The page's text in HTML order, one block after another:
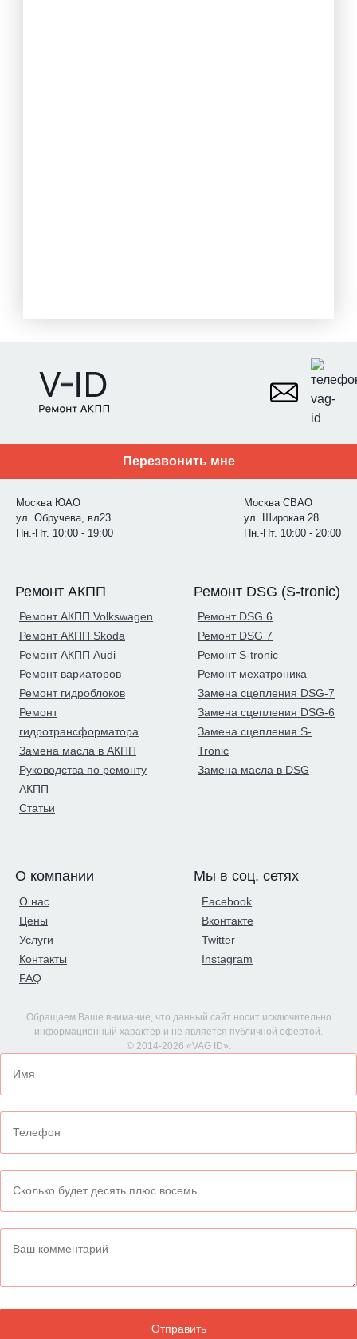
Перезвонить мне
Москва ЮАО
ул. Обручева, вл23
Пн.-Пт. 10:00 - 19:00
Москва СВАО
ул. Широкая 28
Пн.-Пт. 10:00 - 20:00
Ремонт АКПП
Ремонт АКПП Volkswagen
Ремонт АКПП Skoda
Ремонт АКПП Audi
Ремонт вариаторов
Ремонт гидроблоков
Ремонт
гидротрансформатора
Замена масла в АКПП
Руководства по ремонту
АКПП
Статьи
Ремонт DSG (S-tronic)
Ремонт DSG 6
Ремонт DSG 7
Ремонт S-tronic
Ремонт мехатроника
Замена сцепления DSG-7
Замена сцепления DSG-6
Замена сцепления S-
Tronic
Замена масла в DSG
О компании
О нас
Цены
Услуги
Контакты
FAQ
Мы в соц. сетях
Facebook
Вконтакте
Twitter
Instagram
Обращаем Ваше внимание, что данный сайт носит исключительно
информационный характер и не является публичной офертой.
© 2014-2026 «VAG ID».